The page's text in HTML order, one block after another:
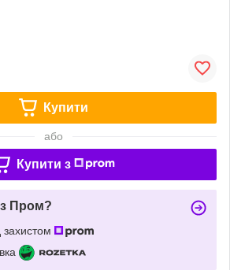
Купити
або
Купити з
Пром?